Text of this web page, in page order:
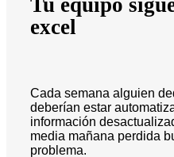
Tu equipo
excel
Cada semana alguien
deberían estar
información
media mañana perdida
problema.